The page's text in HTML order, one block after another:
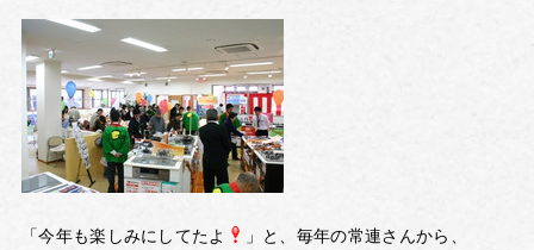
「今年も楽しみにしてたよ 」と、毎年の常連さんから、